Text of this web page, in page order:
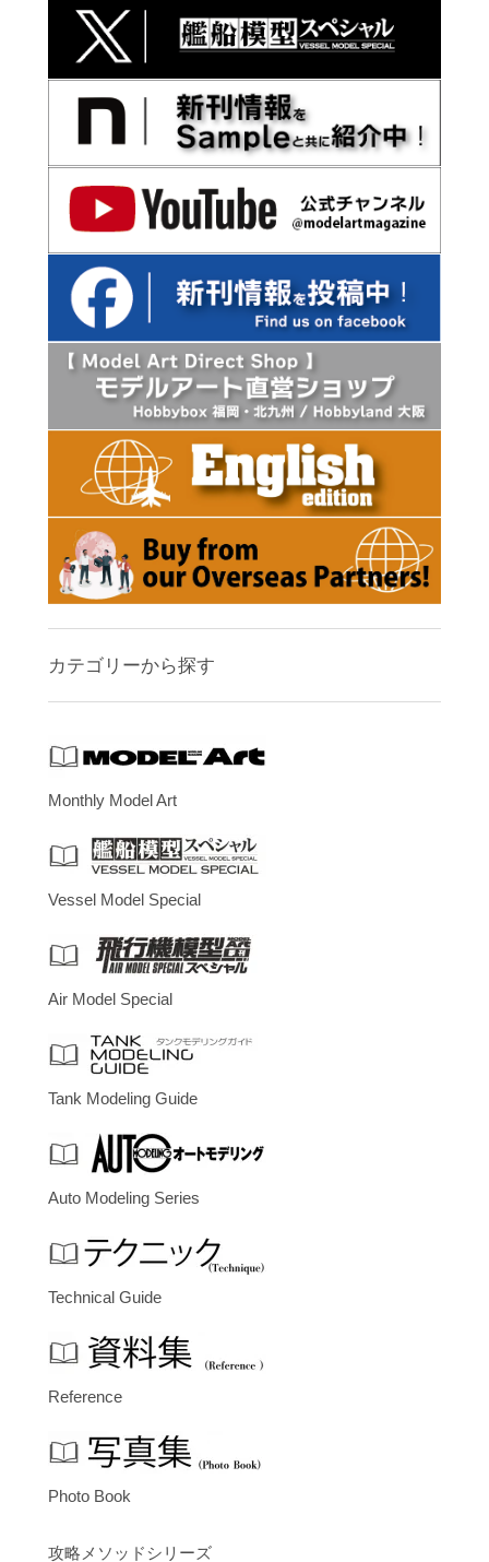
カテゴリーから探す
Monthly Model Art
Vessel Model Special
Air Model Special
Tank Modeling Guide
Auto Modeling Series
Technical Guide
Reference
Photo Book
攻略メソッドシリーズ